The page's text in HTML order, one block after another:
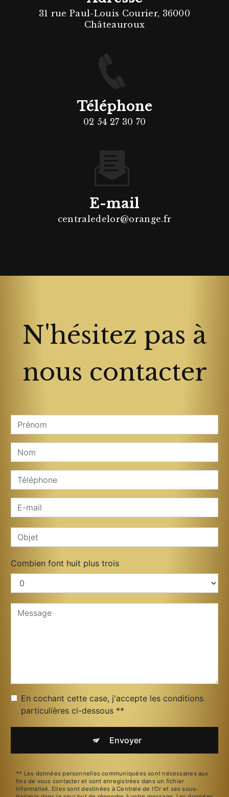
31 rue Paul-Louis Courier, 36000
Châteauroux
Téléphone
02 54 27 30 70
E-mail
centraledelor@orange.fr
N'hésitez pas à
nous contacter
Combien font huit plus trois
En cochant cette case, j'accepte les conditions
particulières ci-dessous **
Envoyer
** Les données personnelles communiquées sont nécessaires aux
fins de vous contacter et sont enregistrées dans un fichier
informatisé. Elles sont destinées à Centrale de l'Or et ses sous-